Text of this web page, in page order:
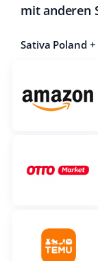
mit anderen
Sativa Poland +